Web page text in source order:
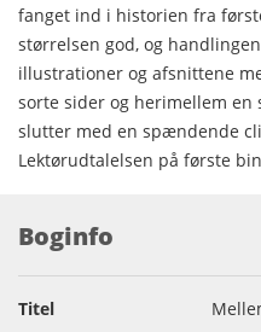
fanget ind i historien fra
størrelsen god, og
illustrationer og afsnittene
sorte sider og herimellem en
slutter med en spændende
Lektørudtalelsen på første
Boginfo
Titel